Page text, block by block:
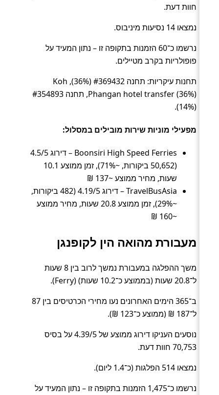
חוות דעת.
נמצאו 14 נסיעות מיניבוס.
נרשמו כ־60 הזמנות בתקופה זו – נתון המעיד על
פופולריות בקרב מטיילים.
תחנות עיקריות: תחנה #369432 (36%), Koh
Phangan hotel transfer (36%), תחנה #354893
(14%).
מפעילי מוניות שירות מובילים במסלול:
Boonsiri High Speed Ferries – דירוג 4.5/5
(50,652 ביקורות, ~71%), זמן ממוצע 10.1
שעות, מחיר ממוצע ~137 ₪
TravelBusAsia – דירוג 4.19/5 (482 ביקורות,
~29%), זמן ממוצע 20.8 שעות, מחיר ממוצע
~160 ₪
מעבורת מהואה הין לקופנגן
משך ההפלגה במעבורת נמשך לרוב בין 8 שעות
ל־20.8 שעות (בממוצע כ־10.2 שעות) (Ferry).
ב־365 הימים האחרונים נעו מחירי הכרטיסים בין 87
ל־187 ₪ (ממוצע כ־123 ₪).
נוסעים העניקו דירוג ממוצע של 4.39/5 על בסיס
70,753 חוות דעת.
נמצאו 514 הפלגות (כ־1.4 ליום).
נרשמו כ־1,475 הזמנות בתקופה זו – נתון המעיד על